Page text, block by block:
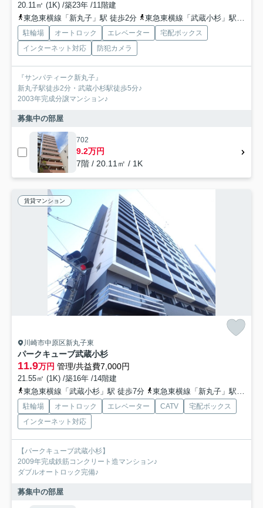
20.11㎡ (1K) /築23年 /11階建
東急東横線「新丸子」駅 徒歩2分
東急東横線「武蔵小杉」駅 徒歩5分
駐輪場 オートロック エレベーター
宅配ボックス
インターネット対応
防犯カメラ
『サンパティーク新丸子』
新丸子駅徒歩2分・武蔵小杉駅徒歩5分♪
2003年完成分譲マンション♪
募集中の部屋
702
9.2万円
7階 / 20.11㎡ / 1K
賃貸マンション
川崎市中原区新丸子東
パークキューブ武蔵小杉
11.9万円 管理/共益費7,000円
21.55㎡ (1K) /築16年 /14階建
東急東横線「武蔵小杉」駅 徒歩7分
東急東横線「新丸子」駅 徒歩6分
駐輪場 オートロック エレベーター CATV
宅配ボックス
インターネット対応
【パークキューブ武蔵小杉】
2009年完成鉄筋コンクリート造マンション♪
ダブルオートロック完備♪
募集中の部屋